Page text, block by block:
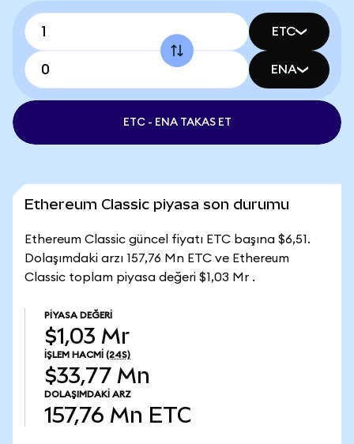
ETC
ENA
ETC - ENA TAKAS ET
Ethereum Classic piyasa son durumu
Ethereum Classic güncel fiyatı ETC başına $6,51.
Dolaşımdaki arzı 157,76 Mn ETC ve Ethereum
Classic toplam piyasa değeri $1,03 Mr .
PIYASA DEĞERI
$1,03 Mr
İŞLEM HACMI (24S)
$33,77 Mn
DOLAŞIMDAKI ARZ
157,76 Mn ETC